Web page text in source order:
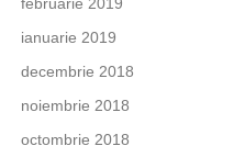
februarie 2019
ianuarie 2019
decembrie 2018
noiembrie 2018
octombrie 2018